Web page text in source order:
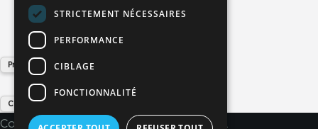
info@imperial-line.com
Privacy Policy
Cookie Policy
Copyright © 2026 - IMPERIAL LINE SRL
STRICTEMENT NÉCESSAIRES
PERFORMANCE
CIBLAGE
FONCTIONNALITÉ